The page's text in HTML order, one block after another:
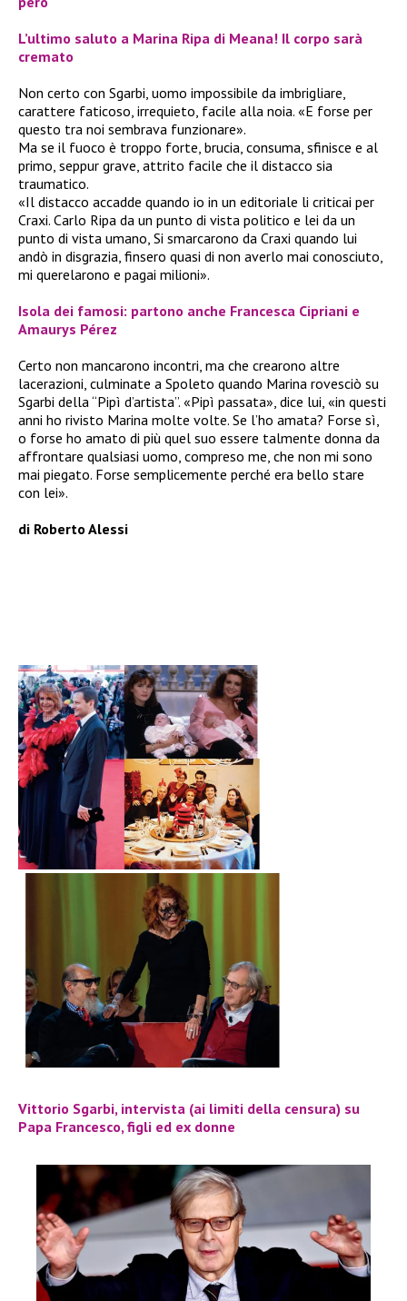
L’ultimo saluto a Marina Ripa di Meana! Il corpo sarà
cremato
Non certo con Sgarbi, uomo impossibile da imbrigliare,
carattere faticoso, irrequieto, facile alla noia. «E forse per
questo tra noi sembrava funzionare».
Ma se il fuoco è troppo forte, brucia, consuma, sfinisce e al
primo, seppur grave, attrito facile che il distacco sia
traumatico.
«Il distacco accadde quando io in un editoriale li criticai per
Craxi. Carlo Ripa da un punto di vista politico e lei da un
punto di vista umano, Si smarcarono da Craxi quando lui
andò in disgrazia, finsero quasi di non averlo mai conosciuto,
mi querelarono e pagai milioni».
Isola dei famosi: partono anche Francesca Cipriani e
Amaurys Pérez
Certo non mancarono incontri, ma che crearono altre
lacerazioni, culminate a Spoleto quando Marina rovesciò su
Sgarbi della “Pipì d’artista”. «Pipì passata», dice lui, «in questi
anni ho rivisto Marina molte volte. Se l’ho amata? Forse sì,
o forse ho amato di più quel suo essere talmente donna da
affrontare qualsiasi uomo, compreso me, che non mi sono
mai piegato. Forse semplicemente perché era bello stare
con lei».
di Roberto Alessi
Vittorio Sgarbi, intervista (ai limiti della censura) su
Papa Francesco, figli ed ex donne